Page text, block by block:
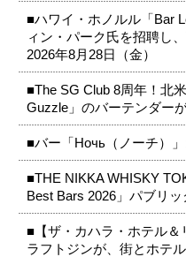
■ハワイ・ホノルル「Bar
ィン・パーク氏を招聘し
2026年8月28日（金）
■The SG Club 8周年！北
Guzzle」のバーテンダー
■バー「Ночь（ノーチ）
■THE NIKKA WHISKY
Best Bars 2026」パブリ
■【ザ・カハラ・ホテル＆
ラフトジンが、街とホテ